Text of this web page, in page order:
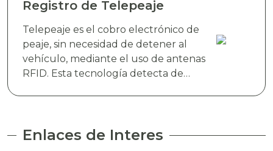
Registro de Telepeaje
Telepeaje es el cobro electrónico de
peaje, sin necesidad de detener al
vehículo, mediante el uso de antenas
RFID. Esta tecnología detecta de
el cobro de peaje a través del debito
Enlaces de Interes